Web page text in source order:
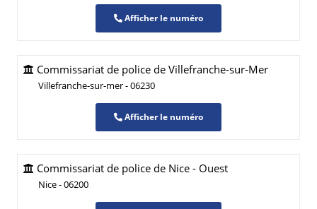
Afficher le numéro
Commissariat de police de Villefranche-sur-Mer
Villefranche-sur-mer - 06230
Afficher le numéro
Commissariat de police de Nice - Ouest
Nice - 06200